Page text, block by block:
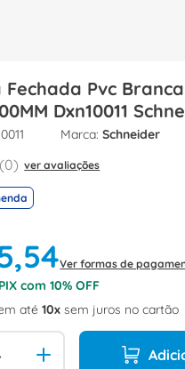
Pvc
Dxn10011
Schneider
(0) ver avaliações
,54Ver formas de
com10% OFF
até10 sem juros no cartão